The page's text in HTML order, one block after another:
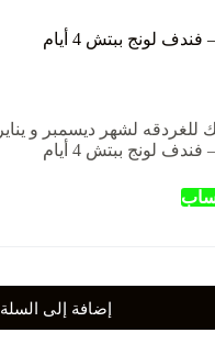
لونج ببتش 4 أيام
للغردقه لشهر ديسمبر و يناير
لونج ببتش 4 أيام
إضافة إلى السلة